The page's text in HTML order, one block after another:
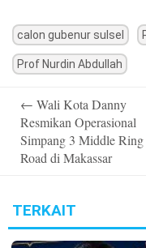
calon gubenur sulsel
Prof Nurdin Abdullah
navigation
← Wali Kota Danny
Resmikan Operasional
Simpang 3 Middle Ring
Road di Makassar
TERKAIT